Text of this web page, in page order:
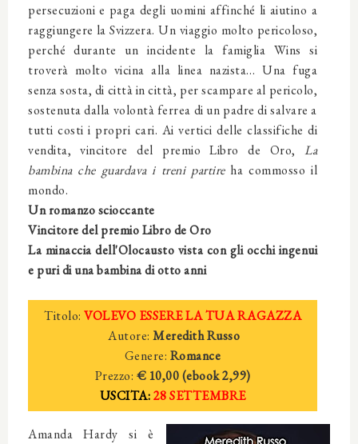
persecuzioni e paga degli uomini affinché li aiutino a
raggiungere la Svizzera. Un viaggio molto pericoloso,
perché durante un incidente la famiglia Wins si
troverà molto vicina alla linea nazista… Una fuga
senza sosta, di città in città, per scampare al pericolo,
sostenuta dalla volontà ferrea di un padre di salvare a
tutti costi i propri cari. Ai vertici delle classifiche di
vendita, vincitore del premio Libro de Oro, La
bambina che guardava i treni partire ha commosso il
mondo.
Un romanzo scioccante
Vincitore del premio Libro de Oro
La minaccia dell'Olocausto vista con gli occhi ingenui
e puri di una bambina di otto anni
Titolo: VOLEVO ESSERE LA TUA RAGAZZA
Autore:Meredith Russo
Genere: Romance
Prezzo: € 10,00 (ebook2,99)
USCITA:28 SETTEMBRE
Amanda Hardy si è